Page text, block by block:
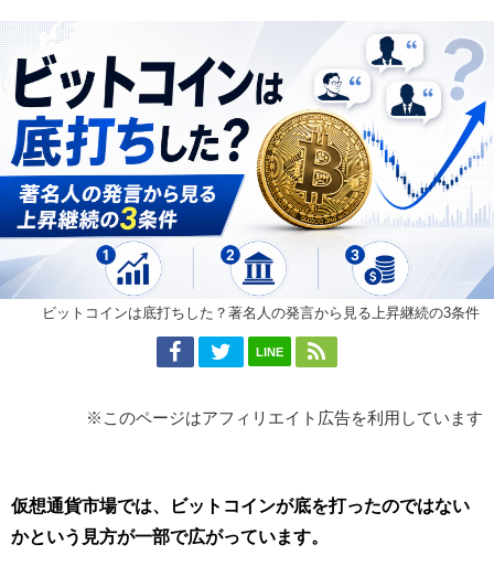
ビットコインは底打ちした？著名人の発言から見る上昇継続の3条件
LINE
※このページはアフィリエイト広告を利用しています
仮想通貨市場では、ビットコインが底を打ったのではない
かという見方が一部で広がっています。